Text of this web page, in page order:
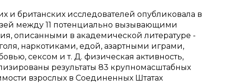
и британских исследователей опубликовала в
между 11 потенциально вызывающими
описанными в академической литературе -
наркотиками, едой, азартными играми,
сексом и т. Д. физическая активность,
результаты 83 крупномасштабных
взрослых в Соединенных Штатах